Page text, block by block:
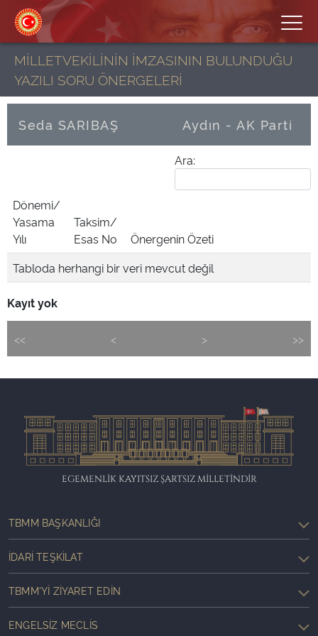
MİLLETVEKİLİNİN İMZASININ BULUNDUĞU
YAZILI SORU ÖNERGELERİ
Seda SARIBAŞ Aydın - AK Parti
Ara:
Dönemi/
Yasama
Yılı
Taksim/
Esas No
Önergenin Özeti
Tabloda herhangi bir veri mevcut değil
Kayıt yok
<< < > >>
EGEMENLİK KAYITSIZ ŞARTSIZ MİLLETİNDİR
TBMM BAŞKANLIĞI
İDARI TEŞKILAT
TBMM'YI ZIYARET EDIN
ENGELSIZ MECLIS